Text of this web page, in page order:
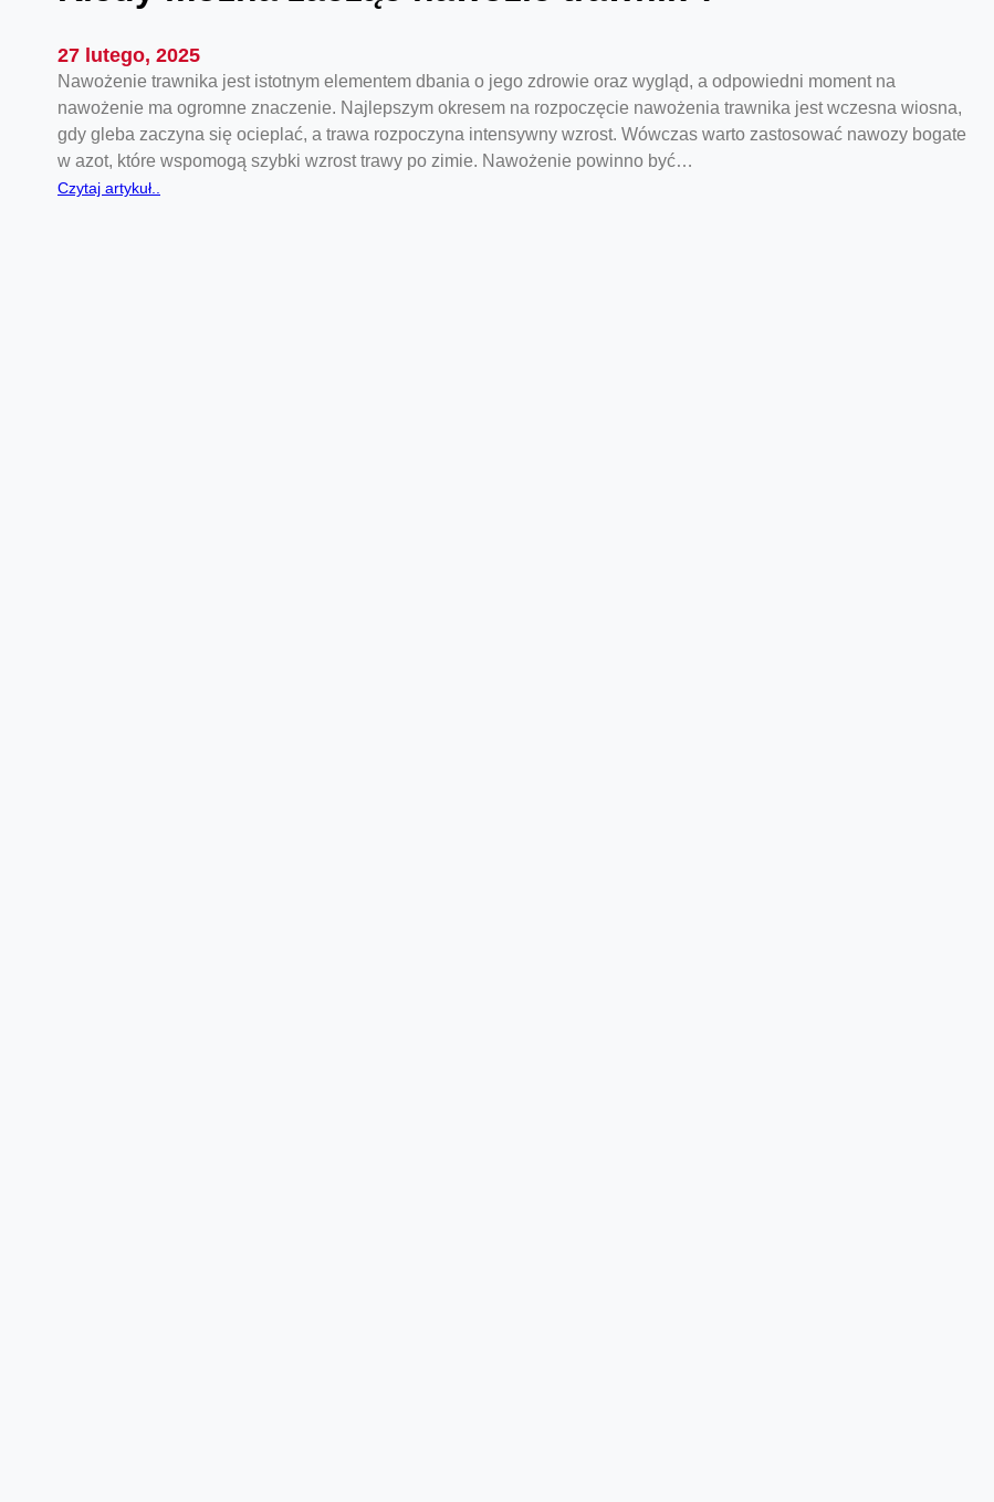
27 lutego, 2025
Nawożenie trawnika jest istotnym elementem dbania o jego zdrowie oraz wygląd, a odpowiedni moment na
nawożenie ma ogromne znaczenie. Najlepszym okresem na rozpoczęcie nawożenia trawnika jest wczesna wiosna,
gdy gleba zaczyna się ocieplać, a trawa rozpoczyna intensywny wzrost. Wówczas warto zastosować nawozy bogate
w azot, które wspomogą szybki wzrost trawy po zimie. Nawożenie powinno być…
Czytaj artykuł..